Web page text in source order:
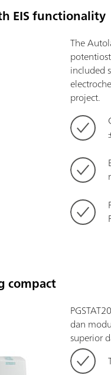
EIS functionality
The
included
project.
compact
dan
superior